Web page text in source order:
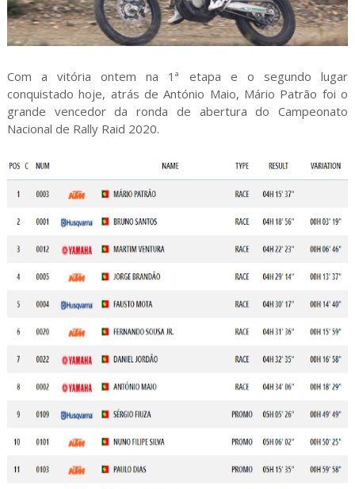
Com a vitória ontem na 1ª etapa e o segundo lugar
conquistado hoje, atrás de António Maio, Mário Patrão foi o
grande vencedor da ronda de abertura do Campeonato
Nacional de Rally Raid 2020.